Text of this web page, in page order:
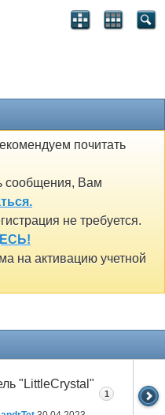
почитать
сообщения, Вам
не требуется.
на активацию учетной
"LittleCrystal"
1